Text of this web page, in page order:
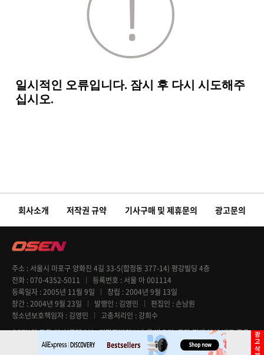
회사소개 저작권 규약 기사구매 및 제휴문의 광고문의
주소
서울시 마포구 양화진 4길 33-5(합정동 377-14) 평강빌딩 4층
전화 070-4352-5011 등록번호
서울 아 001114
등록일자 2005년 11월 9일 창립 2004년 9월 13일
창간 2004년 9월 23일 발행인 김영민 편집인
손남원
청소년보호책임자 김영민 고충처리인
강희수
OSEN의 모든 기사(콘텐츠)는 저작권법의 보호를 받으며, 무단 전재 복사 배포 등을
엄격히 금지합니다. Copyright @ OSEN All rights reserved.